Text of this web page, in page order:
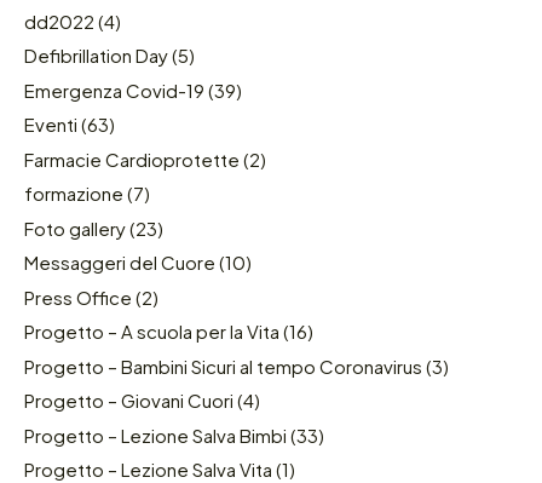
dd2022 (4)
Defibrillation Day(5)
Emergenza Covid-19 (39)
Eventi (63)
Farmacie Cardioprotette (2)
formazione (7)
Foto gallery(23)
Messaggeri del Cuore (10)
Press Office (2)
Progetto – A scuola per la Vita (16)
Progetto – Bambini Sicuri al tempo Coronavirus (3)
Progetto – Giovani Cuori (4)
Progetto – Lezione Salva Bimbi (33)
Progetto – Lezione Salva Vita (1)